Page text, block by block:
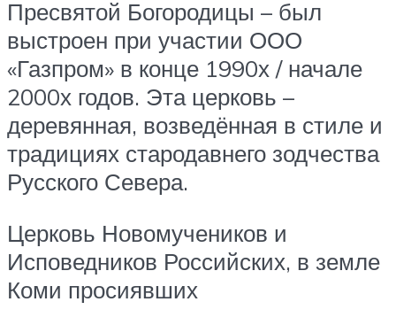
Пресвятой Богородицы – был
выстроен при участии ООО
«Газпром» в конце 1990х / начале
2000х годов. Эта церковь –
деревянная, возведённая в стиле и
традициях стародавнего зодчества
Русского Севера.
Церковь Новомучеников и
Исповедников Российских, в земле
Коми просиявших